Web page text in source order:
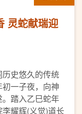
灵蛇献瑞迎
史悠久的传统
一子夜，向神
踏入乙巳蛇年
耀辉(义觉)道长